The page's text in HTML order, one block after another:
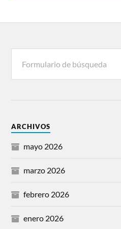
ARCHIVOS
mayo 2026
marzo 2026
febrero 2026
enero 2026